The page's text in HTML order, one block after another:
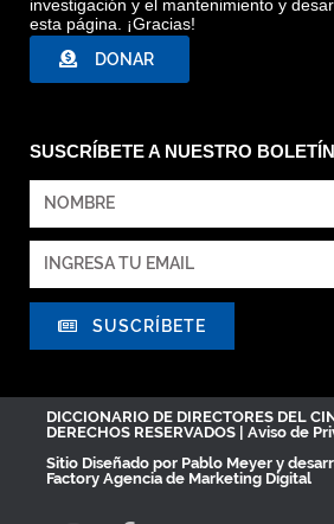
investigación y el mantenimiento y
esta página. ¡Gracias!
DONAR
SUSCRÍBETE A NUESTRO BOLETÍN
SUSCRÍBETE
DICCIONARIO DE DIRECTORES DEL
DERECHOS RESERVADOS | Aviso de
Sitio Diseñado por Pablo Meyer y
Factory Agencia de Marketing Digital